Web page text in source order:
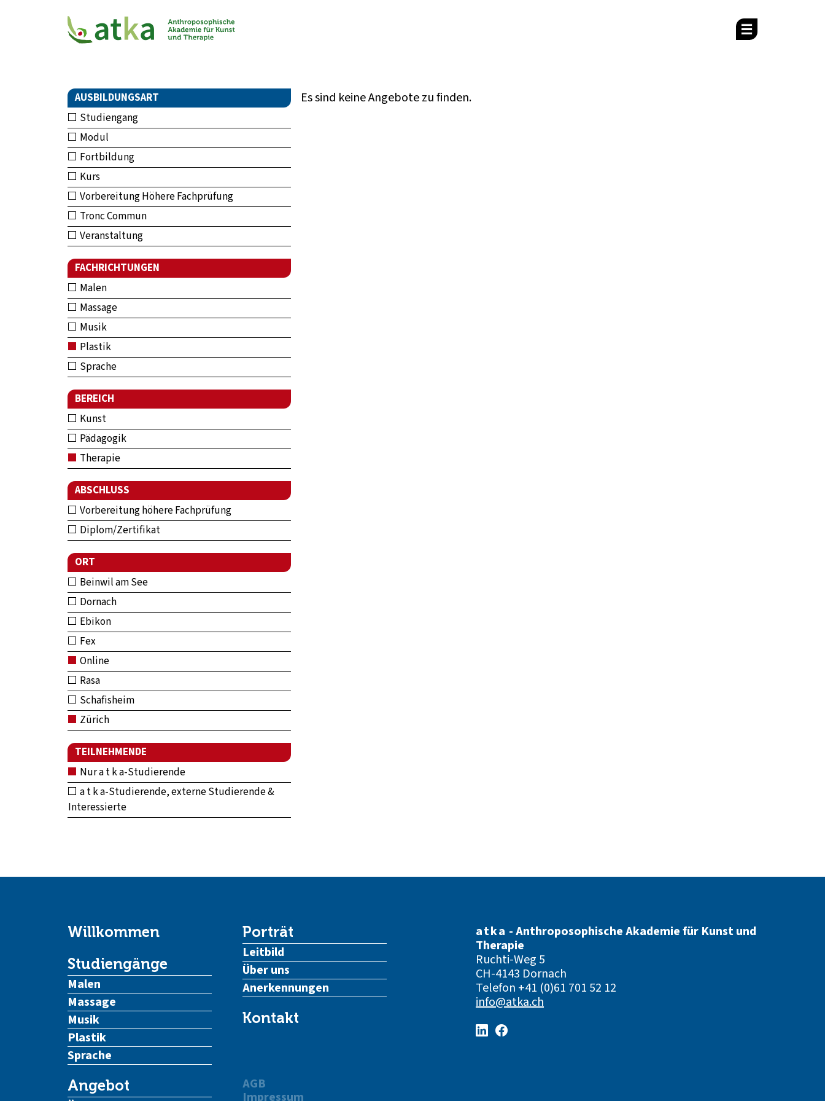
AUSBILDUNGSART
Studiengang
Modul
Fortbildung
Kurs
Vorbereitung Höhere Fachprüfung
Tronc Commun
Veranstaltung
FACHRICHTUNGEN
Malen
Massage
Musik
Plastik
Sprache
BEREICH
Kunst
Pädagogik
Therapie
ABSCHLUSS
Vorbereitung höhere Fachprüfung
Diplom/Zertifikat
ORT
Beinwil am See
Dornach
Ebikon
Fex
Online
Rasa
Schafisheim
Zürich
TEILNEHMENDE
Nur a t k a-Studierende
a t k a-Studierende, externe Studierende &
Interessierte
Es sind keine Angebote zu finden.
Willkommen
Studiengänge
Malen
Massage
Musik
Plastik
Sprache
Angebot
Porträt
Leitbild
Über uns
Anerkennungen
Kontakt
AGB
Impressum
atka - Anthroposophische Akademie für Kunst und
Therapie
Ruchti-Weg 5
CH-4143 Dornach
Telefon +41 (0)61 701 52 12
info@atka.ch